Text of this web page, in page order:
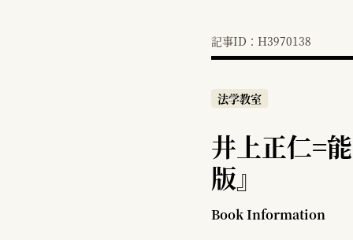
記事ID：H3970138
法学教室
井上正仁=
版』
Book Information